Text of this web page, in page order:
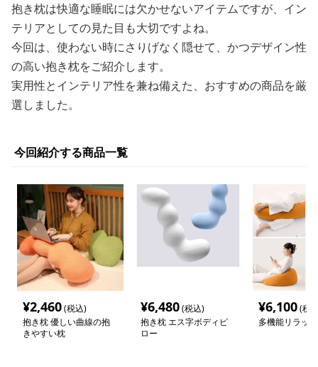
抱き枕は快適な睡眠には欠かせないアイテムですが、イン
テリアとしての見た目も大切ですよね。
今回は、使わない時にさりげなく隠せて、かつデザイン性
の高い抱き枕をご紹介します。
実用性とインテリア性を兼ね備えた、おすすめの商品を厳
選しました。
今回紹介する商品一覧
¥2,460(税込)
抱き枕 優しい曲線の抱
きやすい枕
¥6,480(税込)
抱き枕 エス字ボディピ
ロー
¥6,100(税
多機能リラッ